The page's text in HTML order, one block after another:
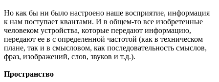
Но как бы ни было настроено наше восприятие, информация
к нам поступает квантами. И в общем-то все изобретенные
человеком устройства, которые передают информацию,
передают ее в с определенной частотой (как в техническом
плане, так и в смысловом, как последовательность смыслов,
фраз, изображений, слов, звуков и т.д.).
Пространство